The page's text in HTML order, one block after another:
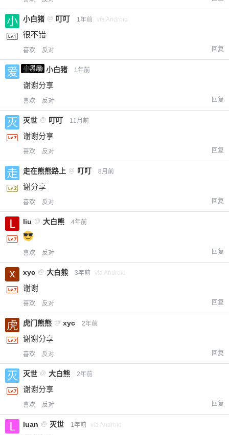
小白猪 @ 叮叮 1年前 via Android
很不错
喜欢 反对 回复
小黑屋
爱X @ 小白猪 1年前
谢谢分享
喜欢 反对 回复
灭世 @ 叮叮 11月前
谢谢分享
喜欢 反对 回复
走在熊熊路上 @ 叮叮 8月前
谢分享
喜欢 反对 回复
liu @ 大白熊 4年前
喜欢 反对 回复
xyc @ 大白熊 3年前 via Android
谢谢
喜欢 反对 回复
虎门熊熊 @ xyc 2年前
谢谢分享
喜欢 反对 回复
灭世 @ 大白熊 2年前
谢谢分享
喜欢 反对 回复
luan @ 灭世 1年前 via Android